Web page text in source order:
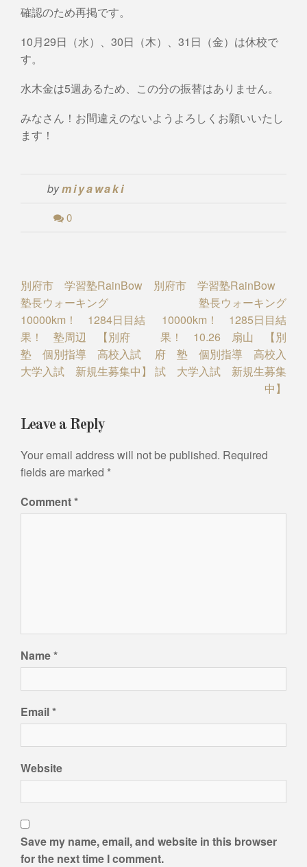
確認のため再掲です。
10月29日（水）、30日（木）、31日（金）は休校で
す。
水木金は5週あるため、この分の振替はありません。
みなさん！お間違えのないようよろしくお願いいたし
ます！
bymiyawaki
0
Post
navigation
別府市 学習塾RainBow
塾長ウォーキング
10000km！ 1284日目結
果！ 塾周辺 【別府
塾 個別指導 高校入試
大学入試 新規生募集中】
別府市 学習塾RainBow
塾長ウォーキング
10000km！ 1285日目結
果！ 10.26 扇山 【別
府 塾 個別指導 高校入
試 大学入試 新規生募集
中】
Leave a Reply
Your email address will not be published. Required
fields are marked *
Comment*
Name*
Email*
Website
Save my name, email, and website in this browser
for the next time I comment.